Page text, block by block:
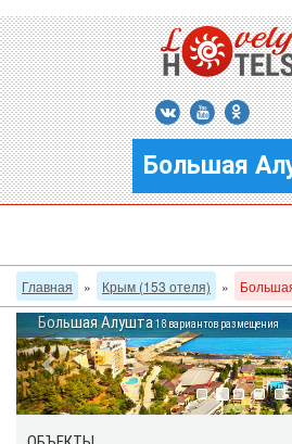
Большая
Главная » Крым (153 отеля) »
Большая Алушта18 вариантов размещения